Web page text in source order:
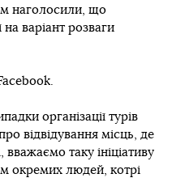
наголосили, що
на варіант розваги
організації турів
відвідування місць, де
вважаємо таку ініціативу
окремих людей, котрі